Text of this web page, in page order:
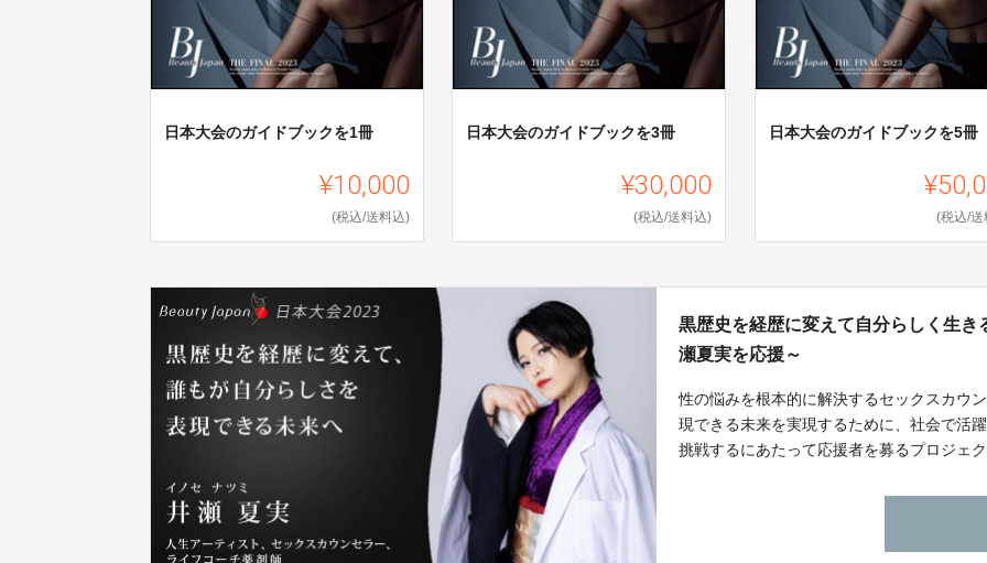
日本大会のガイドブックを1冊
¥10,000
(税込/送料込)
日本大会のガイドブックを3冊
¥30,000
(税込/送料込)
日本大会のガイドブックを5冊
(税込/送
黒歴史を経歴に変えて自分らしく生
瀬夏実を応援～
性の悩みを根本的に解決するセックスカウ
現できる未来を実現するために、社会で活
挑戦するにあたって応援者を募るプロジェ